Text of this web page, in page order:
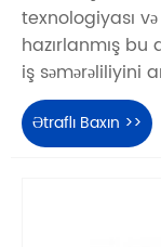
texnologiyası
hazırlanmış
iş səmərəliliyini
Ətraflı Baxın >>